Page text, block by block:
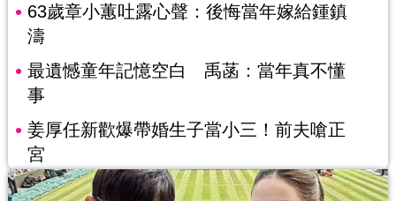
63歲章小蕙吐露心聲：後悔當年嫁給鍾鎮
濤
最遺憾童年記憶空白 禹菡：當年真不懂
事
姜厚任新歡爆帶婚生子當小三！前夫嗆正
宮